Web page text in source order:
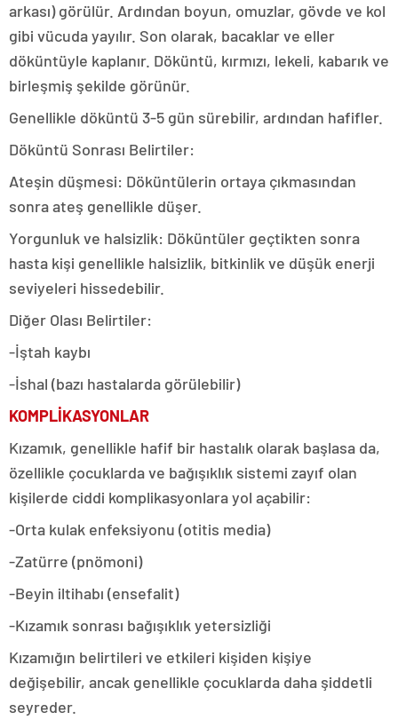
arkası) görülür. Ardından boyun, omuzlar, gövde ve kol
gibi vücuda yayılır. Son olarak, bacaklar ve eller
döküntüyle kaplanır. Döküntü, kırmızı, lekeli, kabarık ve
birleşmiş şekilde görünür.
Genellikle döküntü 3-5 gün sürebilir, ardından hafifler.
Döküntü Sonrası Belirtiler:
Ateşin düşmesi: Döküntülerin ortaya çıkmasından
sonra ateş genellikle düşer.
Yorgunluk ve halsizlik: Döküntüler geçtikten sonra
hasta kişi genellikle halsizlik, bitkinlik ve düşük enerji
seviyeleri hissedebilir.
Diğer Olası Belirtiler:
-İştah kaybı
-İshal (bazı hastalarda görülebilir)
KOMPLİKASYONLAR
Kızamık, genellikle hafif bir hastalık olarak başlasa da,
özellikle çocuklarda ve bağışıklık sistemi zayıf olan
kişilerde ciddi komplikasyonlara yol açabilir:
-Orta kulak enfeksiyonu (otitis media)
-Zatürre (pnömoni)
-Beyin iltihabı (ensefalit)
-Kızamık sonrası bağışıklık yetersizliği
Kızamığın belirtileri ve etkileri kişiden kişiye
değişebilir, ancak genellikle çocuklarda daha şiddetli
seyreder.